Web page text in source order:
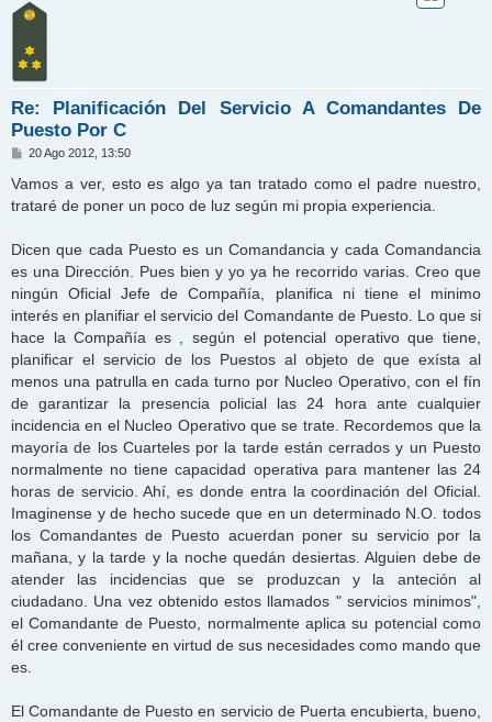
Re: Planificación Del Servicio A Comandantes De
Puesto Por C
M
n
a
20 Ago 2012, 13:50
Vamos a ver, esto es algo ya tan tratado como el padre nuestro,
trataré de poner un poco de luz según mi propia experiencia.
Dicen que cada Puesto es un Comandancia y cada Comandancia
es una Dirección. Pues bien y yo ya he recorrido varias. Creo que
ningún Oficial Jefe de Compañía, planifica ni tiene el minimo
interés en planifiar el servicio del Comandante de Puesto. Lo que si
hace la Compañía es , según el potencial operativo que tiene,
planificar el servicio de los Puestos al objeto de que exísta al
menos una patrulla en cada turno por Nucleo Operativo, con el fín
de garantizar la presencia policial las 24 hora ante cualquier
incidencia en el Nucleo Operativo que se trate. Recordemos que la
mayoría de los Cuarteles por la tarde están cerrados y un Puesto
normalmente no tiene capacidad operativa para mantener las 24
horas de servicio. Ahí, es donde entra la coordinación del Oficial.
Imaginense y de hecho sucede que en un determinado N.O. todos
los Comandantes de Puesto acuerdan poner su servicio por la
mañana, y la tarde y la noche quedán desiertas. Alguien debe de
atender las incidencias que se produzcan y la anteción al
ciudadano. Una vez obtenido estos llamados " servicios minimos",
el Comandante de Puesto, normalmente aplica su potencial como
él cree conveniente en virtud de sus necesidades como mando que
es.
El Comandante de Puesto en servicio de Puerta encubierta, bueno,